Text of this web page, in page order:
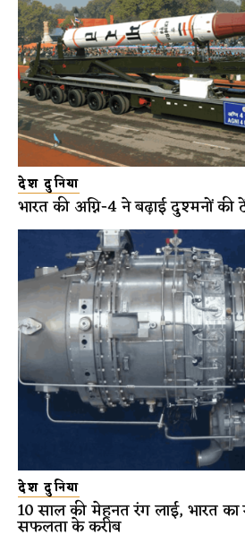
देश दुनिया
भारत की अग्नि-4 ने बढ़ाई दुश्मनों
देश दुनिया
10 साल की मेहनत रंग लाई, भारत
सफलता के करीब